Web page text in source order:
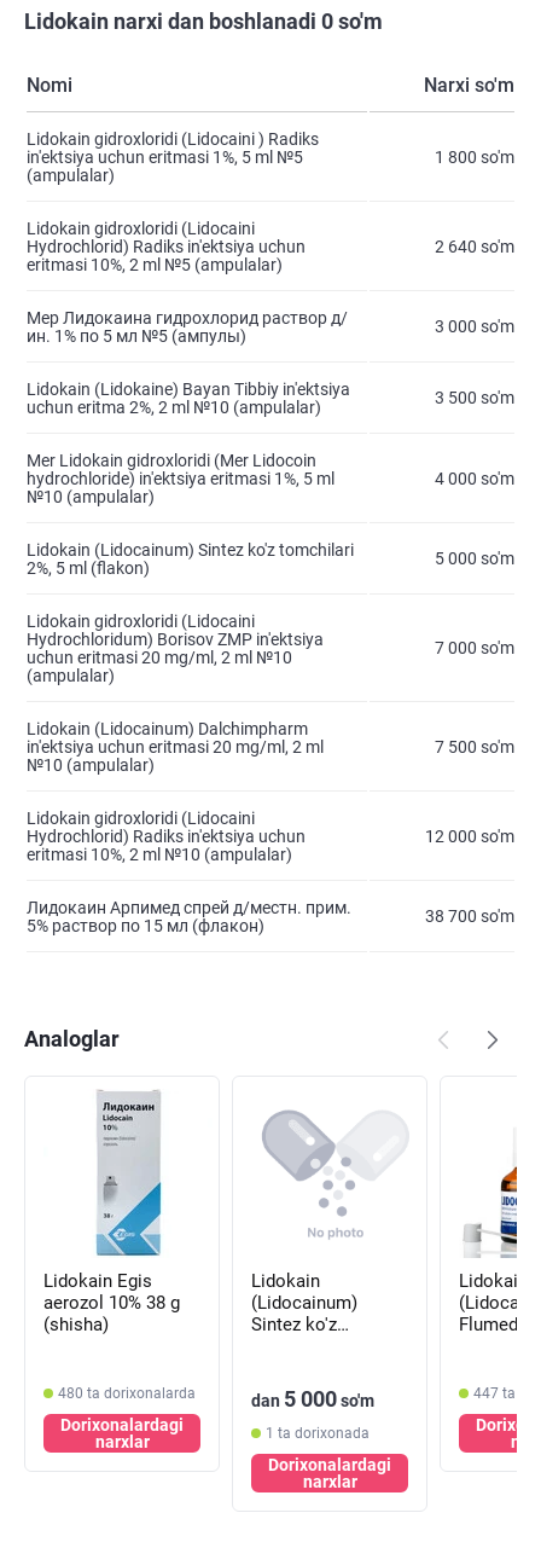
Lidokain narxi dan boshlanadi 0 so'm
Nomi Narxi so'm
Lidokain gidroxloridi (Lidocaini ) Radiks
in'ektsiya uchun eritmasi 1%, 5 ml №5
(ampulalar)
1 800 so'm
Lidokain gidroxloridi (Lidocaini
Hydrochlorid) Radiks in'ektsiya uchun
eritmasi 10%, 2 ml №5 (ampulalar)
2 640 so'm
Мер Лидокаина гидрохлорид раствор д/
ин. 1% по 5 мл №5 (ампулы)
3 000 so'm
Lidokain (Lidokaine) Bayan Tibbiy in'ektsiya
uchun eritma 2%, 2 ml №10 (ampulalar)
3 500 so'm
Mer Lidokain gidroxloridi (Mer Lidocoin
hydrochloride) in'ektsiya eritmasi 1%, 5 ml
№10 (ampulalar)
4 000 so'm
Lidokain (Lidocainum) Sintez ko'z tomchilari
2%, 5 ml (flakon)
5 000 so'm
Lidokain gidroxloridi (Lidocaini
Hydrochloridum) Borisov ZMP in'ektsiya
uchun eritmasi 20 mg/ml, 2 ml №10
(ampulalar)
7 000 so'm
Lidokain (Lidocainum) Dalchimpharm
in'ektsiya uchun eritmasi 20 mg/ml, 2 ml
№10 (ampulalar)
7 500 so'm
Lidokain gidroxloridi (Lidocaini
Hydrochlorid) Radiks in'ektsiya uchun
eritmasi 10%, 2 ml №10 (ampulalar)
12 000 so'm
Лидокаин Арпимед спрей д/местн. прим.
5% раствор по 15 мл (флакон)
38 700 so'm
Analoglar
Lidokain Egis
aerozol 10% 38 g
(shisha)
480 ta dorixonalarda
Dorixonalardagi
narxlar
Lidokain
(Lidocainum)
Sintez ko'z
dan 5 000so'm
1 ta dorixonada
Dorixonalardagi
narxlar
Lidokain
Flumed-
100 mg/
(flakon)
447 ta